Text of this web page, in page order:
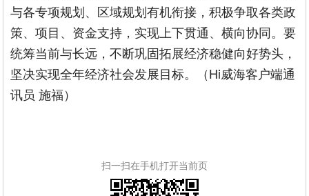
与各专项规划、区域规划有机衔接，积极争取各类政
策、项目、资金支持，实现上下贯通、横向协同。要
统筹当前与长远，不断巩固拓展经济稳健向好势头，
坚决实现全年经济社会发展目标。（Hi威海客户端通
讯员 施福）
扫一扫在手机打开当前页